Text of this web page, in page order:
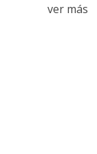
ver más